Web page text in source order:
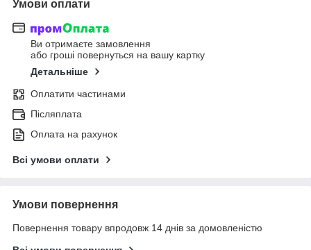
Умови оплати
Ви отримаєте замовлення
або гроші повернуться на вашу картку
Детальніше
Оплатити частинами
Післяплата
Оплата на рахунок
Всі умови оплати
Умови повернення
Повернення товару впродовж 14 днів за домовленістю